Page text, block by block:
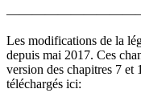
Les modifications de la
depuis mai 2017. Ces
version des chapitres 7 et
téléchargés ici: